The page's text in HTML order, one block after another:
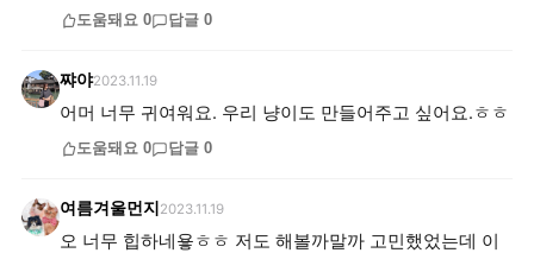
도움돼요 0 답글 0
쨔야2023.11.19
어머 너무 귀여워요. 우리 냥이도 만들어주고 싶어요.ㅎㅎ
도움돼요 0 답글 0
여름겨울먼지 2023.11.19
오 너무 힙하네욯ㅎㅎ 저도 해볼까말까 고민했었는데 이